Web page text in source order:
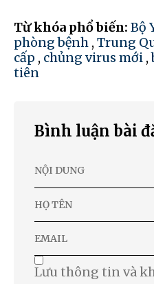
Từ khóa phổ biến: Bộ
phòng bệnh , Trung
cấp , chủng virus mới ,
tiên
Bình luận bài
Lưu thông tin và